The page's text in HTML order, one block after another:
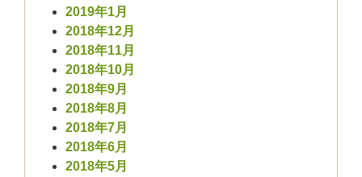
2019年1月
2018年12月
2018年11月
2018年10月
2018年9月
2018年8月
2018年7月
2018年6月
2018年5月